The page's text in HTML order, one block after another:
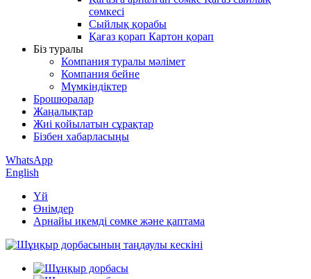
сөмкесі
Сыйлық қорабы
Қағаз қорап Картон қорап
Біз туралы
Компания туралы мәлімет
Компания бейне
Мүмкіндіктер
Брошюралар
Жаңалықтар
Жиі қойылатын сұрақтар
Бізбен хабарласыңы
WhatsApp
English
Үй
Өнімдер
Арнайы икемді сөмке және қаптама